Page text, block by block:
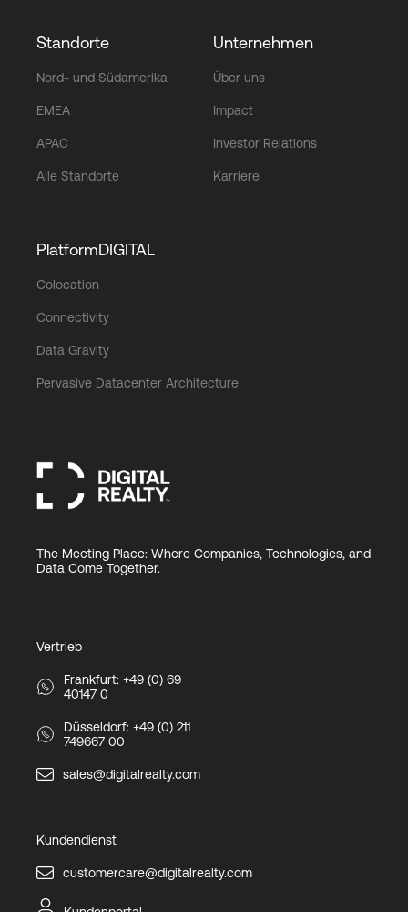
Standorte
Nord- und Südamerika
EMEA
APAC
Alle Standorte
Unternehmen
Über uns
Impact
Investor Relations
Karriere
PlatformDIGITAL
Colocation
Connectivity
Data Gravity
Pervasive Datacenter Architecture
The Meeting Place: Where Companies, Technologies, and
Data Come Together.
Vertrieb
Frankfurt: +49 (0) 69
40147 0
Düsseldorf: +49 (0) 211
749667 00
sales@digitalrealty.com
Kundendienst
customercare@digitalrealty.com